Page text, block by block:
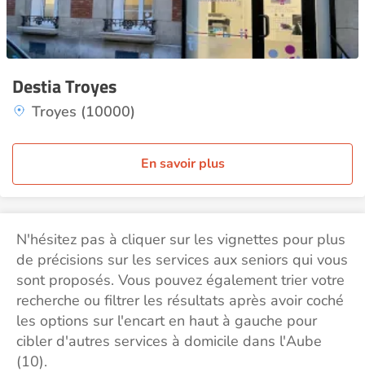
Destia Troyes
Troyes (10000)
En savoir plus
N'hésitez pas à cliquer sur les vignettes pour plus
de précisions sur les services aux seniors qui vous
sont proposés. Vous pouvez également trier votre
recherche ou filtrer les résultats après avoir coché
les options sur l'encart en haut à gauche pour
cibler d'autres services à domicile dans l'Aube
(10).